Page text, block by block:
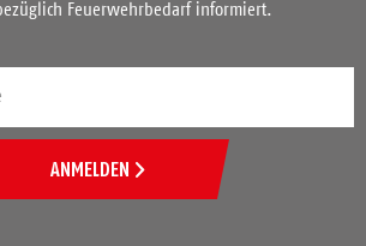
Feuerwehrbedarf informiert.
ANMELDEN